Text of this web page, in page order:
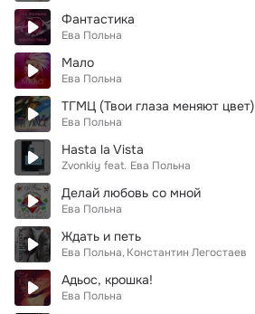
Фантастика
Ева Польна
Мало
Ева Польна
ТГМЦ (Твои глаза меняют цвет)
Ева Польна
Hasta la Vista
Zvonkiy feat. Ева Польна
Делай любовь со мной
Ева Польна
Ждать и петь
Ева Польна Константин Легостаев
Адьос, крошка!
Ева Польна